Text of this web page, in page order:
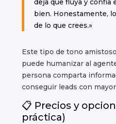
deja que fluya y confía
bien. Honestamente,
de lo que crees.»
Este tipo de tono
puede humanizar al
persona comparta
conseguir leads con
📋 Precios y
práctica)